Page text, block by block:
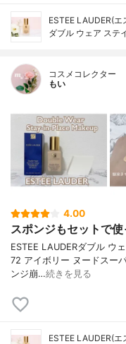
ESTEE LAUDER(
ダブル ウェア ステ
コスメコレクター
もい
4.00
スポンジもセットで使
ESTEE LAUDERダブル ウ
72 アイボリー ヌードスー
ンジ崩…続きを見る
ESTEE LAUDER(